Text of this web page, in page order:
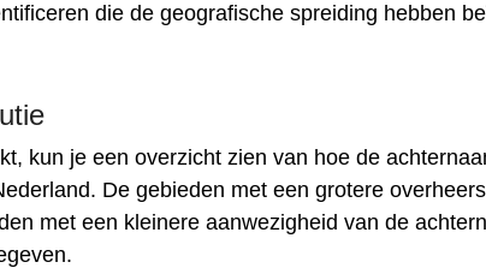
die de geografische spreiding hebben
kun je een overzicht zien van hoe de
De gebieden met een grotere
met een kleinere aanwezigheid van de